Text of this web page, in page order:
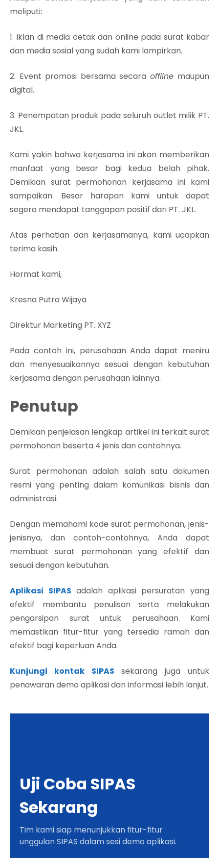
meliputi:
1. Iklan di media cetak dan online pada surat kabar
dan media sosial yang sudah kami lampirkan.
2. Event promosi bersama secara offline maupun
digital.
3. Penempatan produk pada seluruh outlet milik PT.
JKL.
Kami yakin bahwa kerjasama ini akan memberikan
manfaat yang besar bagi kedua belah pihak.
Demikian surat permohonan kerjasama ini kami
sampaikan. Besar harapan kami untuk dapat
segera mendapat tanggapan positif dari PT. JKL.
Atas perhatian dan kerjasamanya, kami ucapkan
terima kasih.
Hormat kami,
Kresna Putra Wijaya
Direktur Marketing PT. XYZ
Pada contoh ini, perusahaan Anda dapat meniru
dan menyesuaikannya sesuai dengan kebutuhan
kerjasama dengan perusahaan lainnya.
Penutup
Demikian penjelasan lengkap artikel ini terkait surat
permohonan beserta 4 jenis dan contohnya.
Surat permohonan adalah salah satu dokumen
resmi yang penting dalam komunikasi bisnis dan
administrasi.
Dengan memahami kode surat permohonan, jenis-
jenisnya, dan contoh-contohnya, Anda dapat
membuat surat permohonan yang efektif dan
sesuai dengan kebutuhan.
Aplikasi SIPAS adalah aplikasi persuratan yang
efektif membantu penulisan serta melakukan
pengarsipan surat untuk perusahaan. Kami
memastikan fitur-fitur yang tersedia ramah dan
efektif bagi keperluan Anda.
Kunjungi kontak SIPAS sekarang juga untuk
penawaran demo aplikasi dan informasi lebih lanjut.
Uji Coba SIPAS
Sekarang
Tim kami siap menunjukkan fitur-fitur
unggulan SIPAS dalam sesi demo aplikasi.